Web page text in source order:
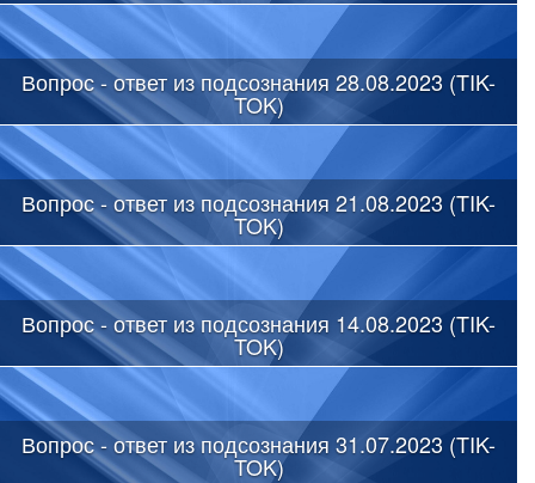
Вопрос - ответ из подсознания 28.08.2023 (TIK-
TOK)
Вопрос - ответ из подсознания 21.08.2023 (TIK-
TOK)
Вопрос - ответ из подсознания 14.08.2023 (TIK-
TOK)
Вопрос - ответ из подсознания 31.07.2023 (TIK-
TOK)